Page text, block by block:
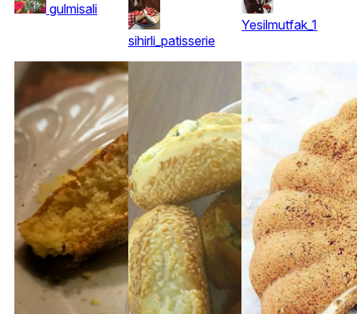
gulmisali
sihirli_patisserie
Yesilmutfak_1